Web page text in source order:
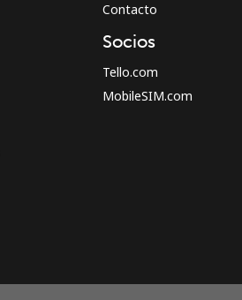
Contacto
Socios
Tello.com
MobileSIM.com